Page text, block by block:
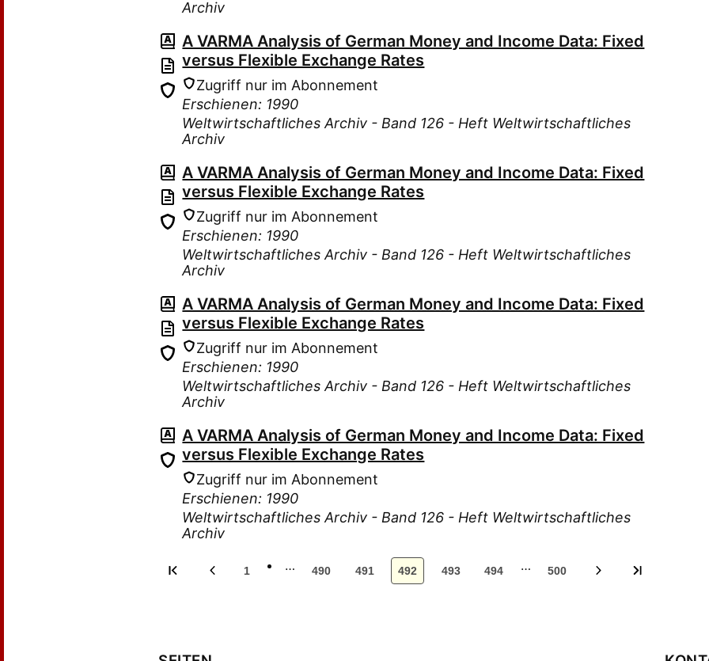
Archiv
A VARMA Analysis of German Money and Income Data: Fixed
versus Flexible Exchange Rates
Zugriff nur im Abonnement
Erschienen: 1990
Weltwirtschaftliches Archiv - Band 126 - Heft Weltwirtschaftliches
Archiv
A VARMA Analysis of German Money and Income Data: Fixed
versus Flexible Exchange Rates
Zugriff nur im Abonnement
Erschienen: 1990
Weltwirtschaftliches Archiv - Band 126 - Heft Weltwirtschaftliches
Archiv
A VARMA Analysis of German Money and Income Data: Fixed
versus Flexible Exchange Rates
Zugriff nur im Abonnement
Erschienen: 1990
Weltwirtschaftliches Archiv - Band 126 - Heft Weltwirtschaftliches
Archiv
A VARMA Analysis of German Money and Income Data: Fixed
versus Flexible Exchange Rates
Zugriff nur im Abonnement
Erschienen: 1990
Weltwirtschaftliches Archiv - Band 126 - Heft Weltwirtschaftliches
Archiv
1 … 490 491 492 493 494 … 500